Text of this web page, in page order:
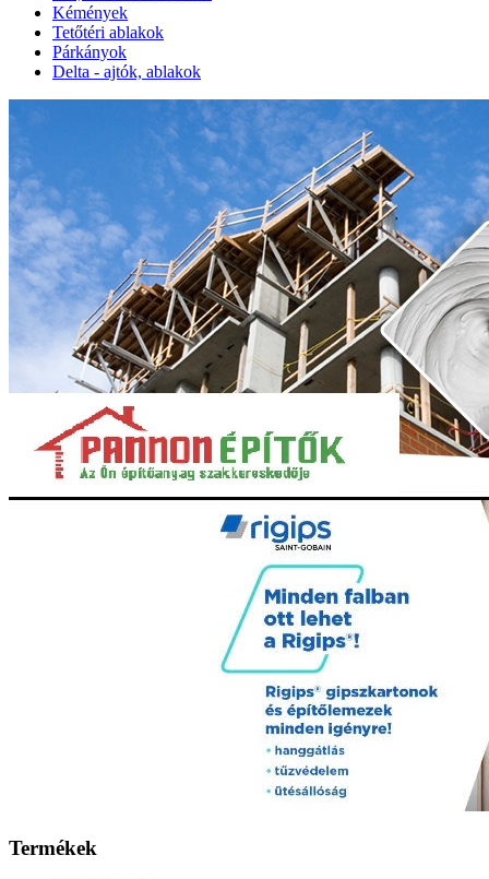
Kémények
Tetőtéri ablakok
Párkányok
Delta - ajtók, ablakok
Termékek